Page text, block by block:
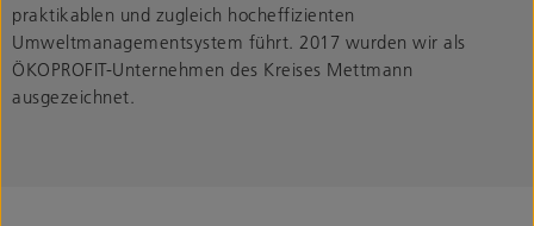
praktikablen und zugleich hocheffizienten
Umweltmanagementsystem führt. 2017 wurden wir als
ÖKOPROFIT-Unternehmen des Kreises Mettmann
ausgezeichnet.